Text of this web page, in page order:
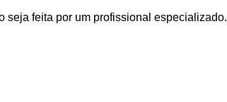
seja feita por um profissional especializado.